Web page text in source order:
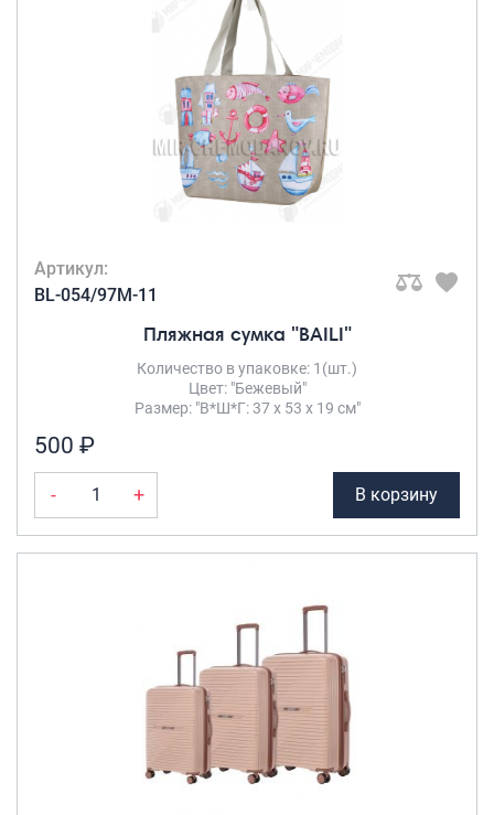
Артикул:
BL-054/97M-11
Пляжная сумка "BAILI"
Количество в упаковке: 1(шт.)
Цвет: "Бежевый"
Размер: "В*Ш*Г: 37 х 53 х 19 см"
500 ₽
- + В корзину